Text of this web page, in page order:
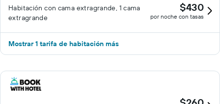
Habitación con cama extragrande, 1 cama
extragrande
$430
por noche con tasas
Mostrar 1 tarifa de habitación más